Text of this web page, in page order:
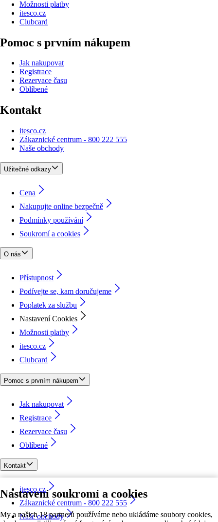
Nastavení soukromí a cookies
My a našich 18 partnerů používáme nebo ukládáme soubory cookies,
Možnosti platby
itesco.cz
Clubcard
Pomoc s prvním nákupem
Jak nakupovat
Registrace
Rezervace času
Oblíbené
Kontakt
itesco.cz
Zákaznické centrum - 800 222 555
Naše obchody
Užitečné odkazy
Cena
Nakupujte online bezpečně
Podmínky používání
Soukromí a cookies
O nás
Přístupnost
Podívejte se, kam doručujeme
Poplatek za službu
Nastavení Cookies
Možnosti platby
itesco.cz
Clubcard
Pomoc s prvním nákupem
Jak nakupovat
Registrace
Rezervace času
Oblíbené
Kontakt
itesco.cz
Zákaznické centrum - 800 222 555
Naše obchody